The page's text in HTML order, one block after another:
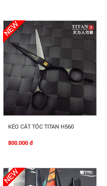
Mua Ngay
KÉO CẮT TÓC TITAN H560
800.000 đ